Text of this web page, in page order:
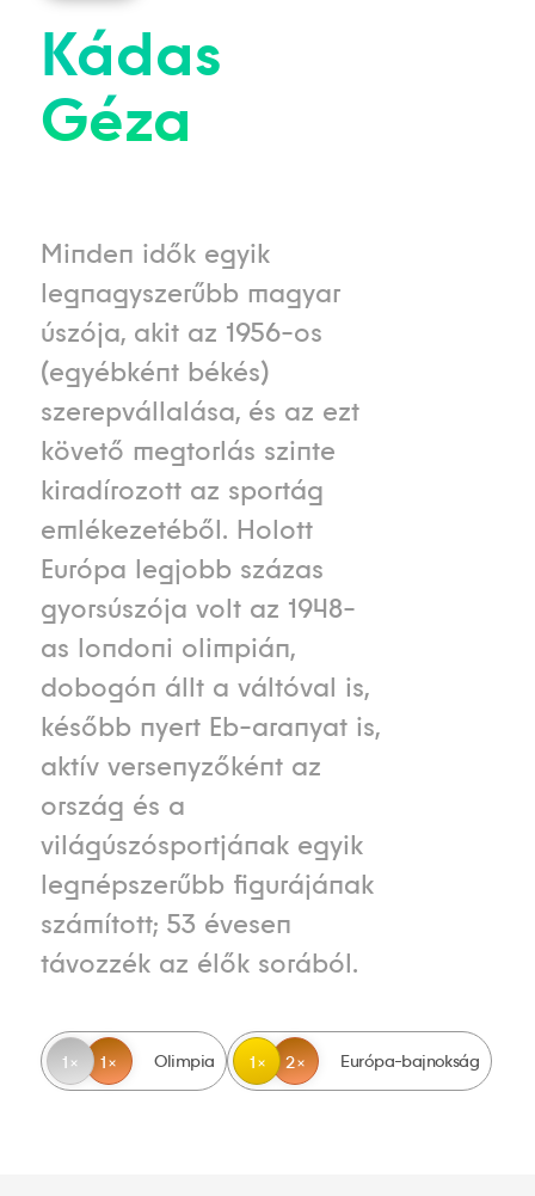
Kádas
Géza
Minden idők egyik
legnagyszerűbb magyar
úszója, akit az 1956-os
(egyébként békés)
szerepvállalása, és az ezt
követő megtorlás szinte
kiradírozott az sportág
emlékezetéből. Holott
Európa legjobb százas
gyorsúszója volt az 1948-
as londoni olimpián,
dobogón állt a váltóval is,
később nyert Eb-aranyat is,
aktív versenyzőként az
ország és a
világúszósportjának egyik
legnépszerűbb figurájának
számított; 53 évesen
távozzék az élők sorából.
1 1 Olimpia 1 2 Európa-bajnokság